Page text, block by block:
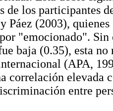
de los participantes
Páez (2003),
"emocionado". Sin
baja (0.35), esta
(APA,
correlación elevada
entre